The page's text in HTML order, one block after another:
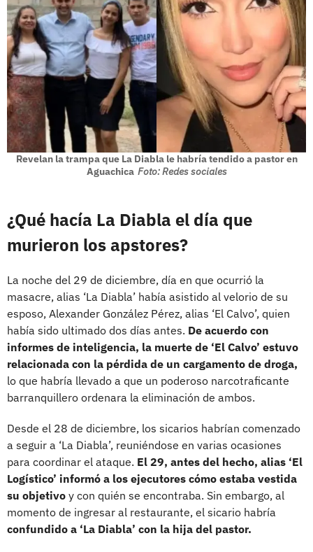
Revelan la trampa que La Diabla le habría tendido a pastor en
Aguachica Foto: Redes sociales
¿Qué hacía La Diabla el día que
murieron los apstores?
La noche del 29 de diciembre, día en que ocurrió la
masacre, alias ‘La Diabla’ había asistido al velorio de su
esposo, Alexander González Pérez, alias ‘El Calvo’, quien
había sido ultimado dos días antes. De acuerdo con
informes de inteligencia, la muerte de ‘El Calvo’ estuvo
relacionada con la pérdida de un cargamento de droga,
lo que habría llevado a que un poderoso narcotraficante
barranquillero ordenara la eliminación de ambos.
Desde el 28 de diciembre, los sicarios habrían comenzado
a seguir a ‘La Diabla’, reuniéndose en varias ocasiones
para coordinar el ataque. El 29, antes del hecho, alias ‘El
Logístico’ informó a los ejecutores cómo estaba vestida
su objetivo y con quién se encontraba. Sin embargo, al
momento de ingresar al restaurante, el sicario habría
confundido a ‘La Diabla’ con la hija del pastor.